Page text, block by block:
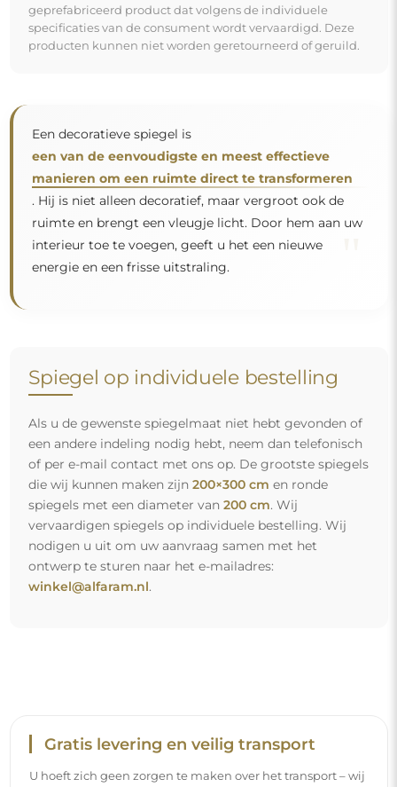
Als u de gewenste spiegelmaat niet hebt gevonden of
spiegels met een diameter van
vervaardigen spiegels op individuele bestelling. Wij
nodigen u uit om uw aanvraag samen met het
ontwerp te sturen naar het e-mailadres:
Gratis levering en veilig transport
zorgen ervoor dat de spiegel die u heeft besteld veilig bij u
aankomt, en dat volledig kosteloos. Wij beschikken over
ons eigen wagenpark en opgeleid personeel, daarom
kunnen wij u garanderen dat de spiegel in perfecte staat
aankomt, zonder bijkomende kosten. Zelfs als u een
spiegel met grote afmetingen bestelt, kunt u rekenen op
een snelle levering.
Bekijk hoe wij onze spiegels verpakken.